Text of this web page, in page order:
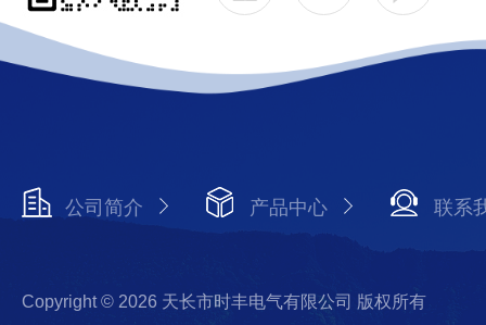
公司简介 产品中心 联系
Copyright © 2026 天长市时丰电气有限公司 版权所有